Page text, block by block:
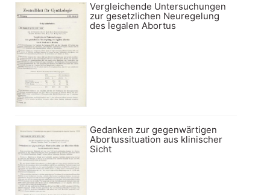
Vergleichende Untersuchungen
zur gesetzlichen Neuregelung
des legalen Abortus
Gedanken zur gegenwärtigen
Abortussituation aus klinischer
Sicht